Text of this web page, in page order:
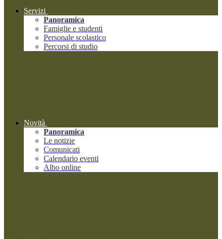
Servizi
Panoramica
Famiglie e studenti
Personale scolastico
Percorsi di studio
Novità
Panoramica
Le notizie
Comunicati
Calendario eventi
Albo online